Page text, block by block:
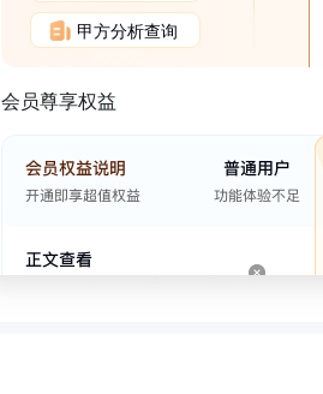
甲方分析查询
会员尊享权益